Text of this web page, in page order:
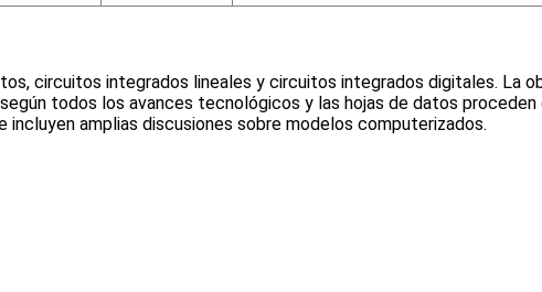
circuitos integrados lineales y circuitos integrados digitales. La
todos los avances tecnológicos y las hojas de datos
amplias discusiones sobre modelos computerizados.